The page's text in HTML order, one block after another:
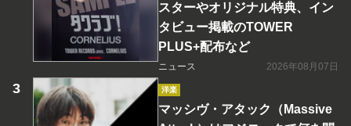
スターやオリジナル特典、イン
タビュー掲載のTOWER
PLUS+配布など
ニュース 2026年08月07日
洋楽
マッシヴ・アタック（Massive